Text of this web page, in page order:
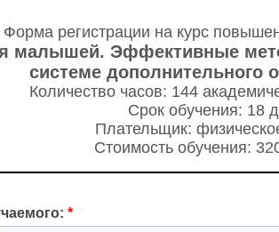
Форма регистрации на курс
малышей. Эффективные
системе дополнительного
Количество часов: 144
Срок обучения: 18
Плательщик:
Стоимость обучения:
*